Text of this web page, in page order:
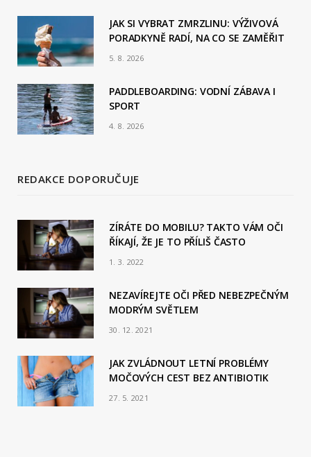
k
JAK SI VYBRAT ZMRZLINU: VÝŽIVOVÁ
PORADKYNĚ RADÍ, NA CO SE ZAMĚŘIT
5. 8. 2026
PADDLEBOARDING: VODNÍ ZÁBAVA I
SPORT
4. 8. 2026
REDAKCE DOPORUČUJE
ZÍRÁTE DO MOBILU? TAKTO VÁM OČI
ŘÍKAJÍ, ŽE JE TO PŘÍLIŠ ČASTO
1. 3. 2022
NEZAVÍREJTE OČI PŘED NEBEZPEČNÝM
MODRÝM SVĚTLEM
30. 12. 2021
JAK ZVLÁDNOUT LETNÍ PROBLÉMY
MOČOVÝCH CEST BEZ ANTIBIOTIK
27. 5. 2021